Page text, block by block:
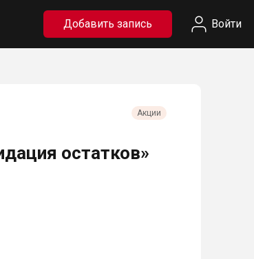
Добавить запись Войти
Акции
остатков»